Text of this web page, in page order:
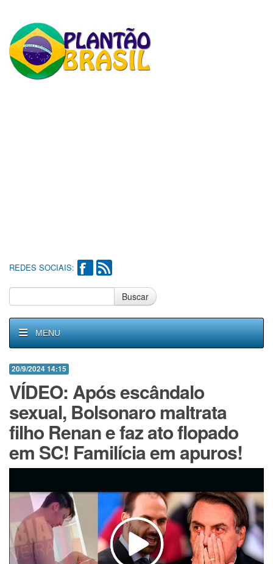
REDES SOCIAIS:
Buscar
MENU
20/9/2024 14:15
VÍDEO: Após escândalo
sexual, Bolsonaro maltrata
filho Renan e faz ato flopado
em SC! Familícia em apuros!